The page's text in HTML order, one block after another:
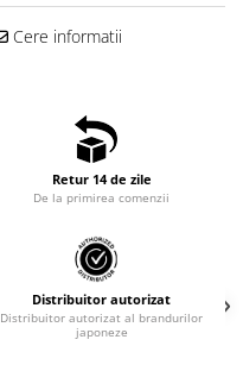
Cere informatii
Retur 14 de zile
De la primirea comenzii
Distribuitor autorizat
Distribuitor autorizat al brandurilor
japoneze